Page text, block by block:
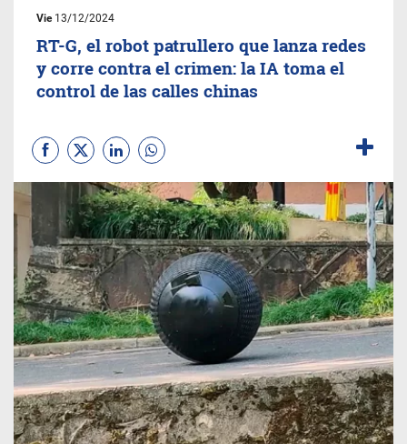
Vie13/12/2024
RT-G, el robot patrullero que lanza redes
y corre contra el crimen: la IA toma el
control de las calles chinas